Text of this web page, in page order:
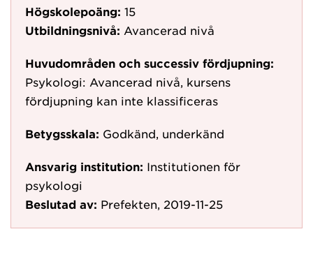
Högskolepoäng: 15
Utbildningsnivå: Avancerad nivå
Huvudområden och successiv fördjupning:
Psykologi: Avancerad nivå, kursens
fördjupning kan inte klassificeras
Betygsskala: Godkänd, underkänd
Ansvarig institution: Institutionen för
psykologi
Beslutad av: Prefekten, 2019-11-25